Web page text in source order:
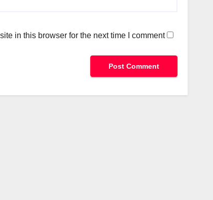
in this browser for the next time I comment.